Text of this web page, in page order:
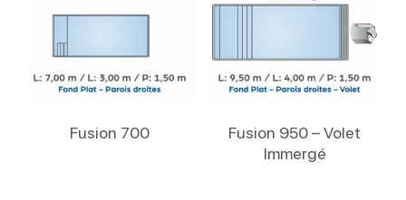
Fusion 700
Fusion 950 – Volet
Immergé